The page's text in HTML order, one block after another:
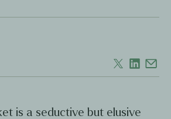
is a seductive but elusive